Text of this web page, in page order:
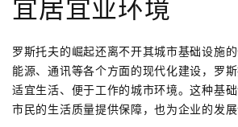
宜居宜业环境
罗斯托夫的崛起还离不开其城市基础设施的
能源、通讯等各个方面的现代化建设，罗
适宜生活、便于工作的城市环境。这种基
市民的生活质量提供保障，也为企业的发展